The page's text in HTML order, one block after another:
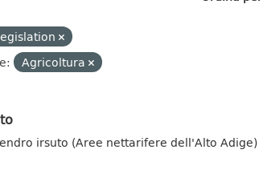
Agricoltura
irsuto (Aree nettarifere dell'Alto Adige)